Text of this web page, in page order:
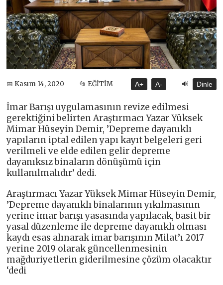
📅 Kasım 14, 2020 📂 EĞİTİM A+ A- 🔊 Dinle
İmar Barışı uygulamasının revize edilmesi
gerektiğini belirten Araştırmacı Yazar Yüksek
Mimar Hüseyin Demir, ’Depreme dayanıklı
yapıların iptal edilen yapı kayıt belgeleri geri
verilmeli ve elde edilen gelir depreme
dayanıksız binaların dönüşümü için
kullanılmalıdır’ dedi.
Araştırmacı Yazar Yüksek Mimar Hüseyin Demir,
’Depreme dayanıklı binalarının yıkılmasının
yerine imar barışı yasasında yapılacak, basit bir
yasal düzenleme ile depreme dayanıklı olması
kaydı esas alınarak imar barışının Milat’ı 2017
yerine 2019 olarak güncellenmesinin
mağduriyetlerin giderilmesine çözüm olacaktır
‘dedi